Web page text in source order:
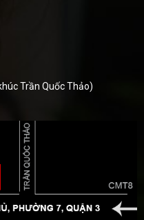
Trần Quốc Thảo)